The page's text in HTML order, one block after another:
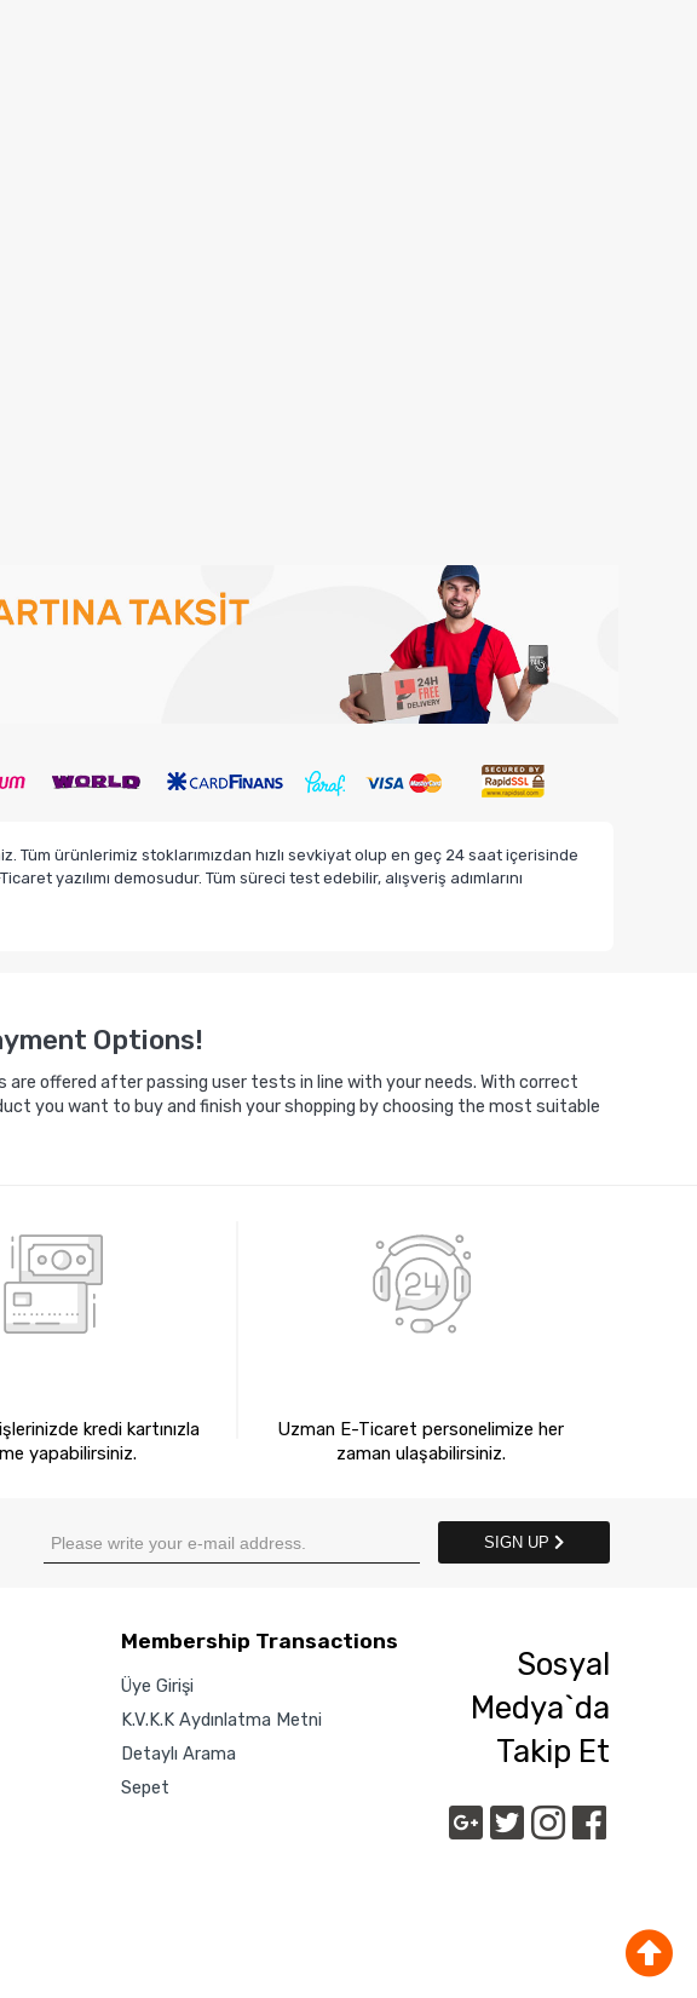
ürünlerimiz stoklarımızdan hızlı sevkiyat olup en geç 24 saat içerisinde
yazılımı demosudur. Tüm süreci test edebilir, alışveriş adımlarını
Options!
offered after passing user tests in line with your needs. With correct
you want to buy and finish your shopping by choosing the most suitable
kredi kartınızla
yapabilirsiniz.
Uzman E-Ticaret personelimize her
zaman ulaşabilirsiniz.
SIGN UP
Membership Transactions
Üye Girişi
K.V.K.K Aydınlatma Metni
Detaylı Arama
Sepet
Sosyal
Medya`da
Takip Et